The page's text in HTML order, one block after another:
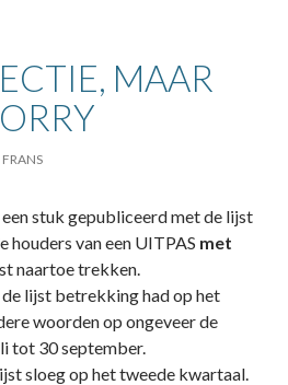
MAAR
FRANS
stuk gepubliceerd met de lijst
houders van een UITPAS met
naartoe trekken.
lijst betrekking had op het
woorden op ongeveer de
tot 30 september.
sloeg op het tweede kwartaal.